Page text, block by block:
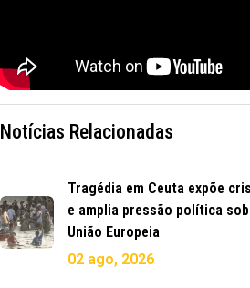
Notícias Relacionadas
Tragédia em Ceuta expõe
e amplia pressão política
União Europeia
02 ago, 2026